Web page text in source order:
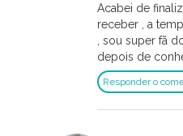
Acabei de
receber , a
, sou super fã
depois de
Responder o